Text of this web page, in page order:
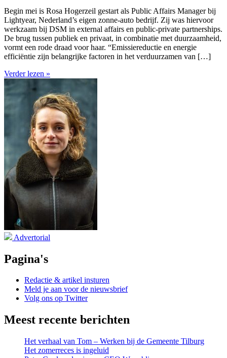
Begin mei is Rosa Hogerzeil gestart als Public Affairs Manager bij
Lightyear, Nederland’s eigen zonne-auto bedrijf. Zij was hiervoor
werkzaam bij DSM in external affairs en public-private partnerships.
De brug tussen publiek en privaat, in combinatie met duurzaamheid,
vormt een rode draad voor haar. “Emissiereductie en energie
efficiëntie zijn belangrijke factoren in het verduurzamen van […]
Verder lezen »
Advertorial
Pagina's
Redactie & artikel insturen
Meld je aan voor de nieuwsbrief
Volg ons op Twitter
Meest recente berichten
Het verhaal van Tom – Werken bij de Gemeente Tilburg
Het zomerreces is ingeluid